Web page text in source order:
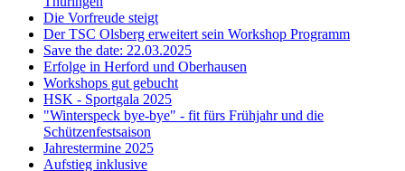
Die Vorfreude steigt
Der TSC Olsberg erweitert sein Workshop Programm
Save the date: 22.03.2025
Erfolge in Herford und Oberhausen
Workshops gut gebucht
HSK - Sportgala 2025
"Winterspeck bye-bye" - fit fürs Frühjahr und die
Schützenfestsaison
Jahrestermine 2025
Aufstieg inklusive